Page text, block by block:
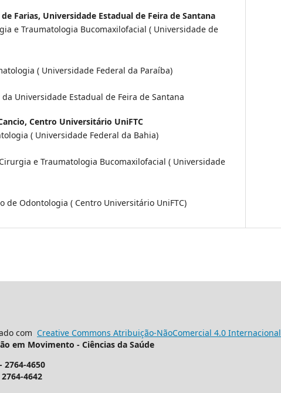
Farias, Universidade Estadual de Feira de Santana
e Traumatologia Bucomaxilofacial ( Universidade de
( Universidade Federal da Paraíba)
Universidade Estadual de Feira de Santana
Centro Universitário UniFTC
( Universidade Federal da Bahia)
e Traumatologia Bucomaxilofacial ( Universidade
de Odontologia ( Centro Universitário UniFTC)
com Creative Commons Atribuição-NãoComercial 4.0 Internacional
em Movimento - Ciências da Saúde
2764-4650
4642